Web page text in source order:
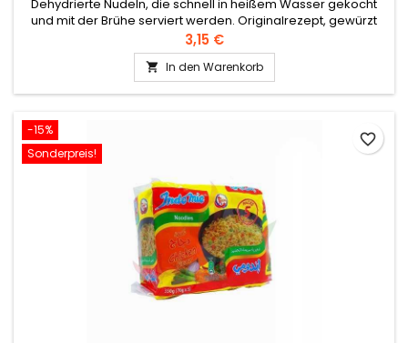
Dehydrierte Nudeln, die schnell in heißem Wasser gekocht
und mit der Brühe serviert werden. Originalrezept, gewürzt
mit Gemüsebrühe.
3,15 €
 In den Warenkorb
-15%
Sonderpreis!
favorite_border